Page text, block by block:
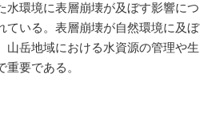
水環境に表層崩壊が及ぼす影響につ
ている。表層崩壊が自然環境に及ぼ
山岳地域における水資源の管理や生
要である。